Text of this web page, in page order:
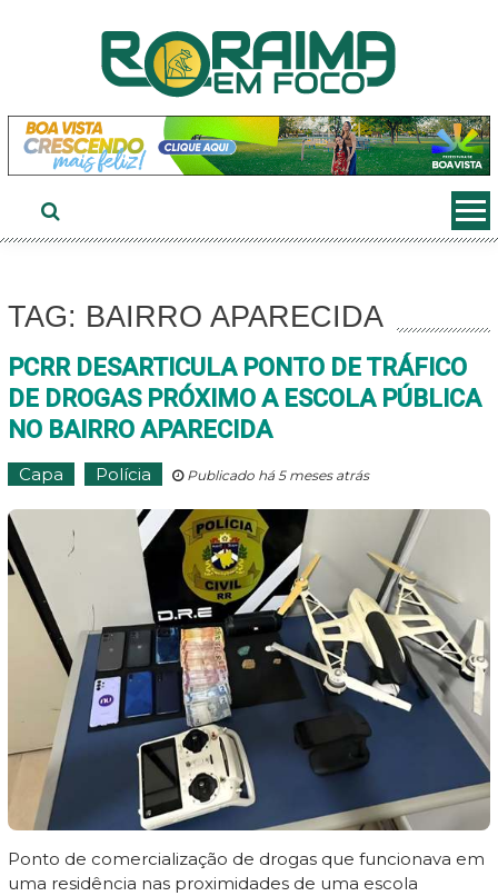
TAG: BAIRRO APARECIDA
PCRR DESARTICULA PONTO DE TRÁFICO
DE DROGAS PRÓXIMO A ESCOLA PÚBLICA
NO BAIRRO APARECIDA
Capa Polícia Publicado há 5 meses atrás
Ponto de comercialização de drogas que funcionava em
uma residência nas proximidades de uma escola